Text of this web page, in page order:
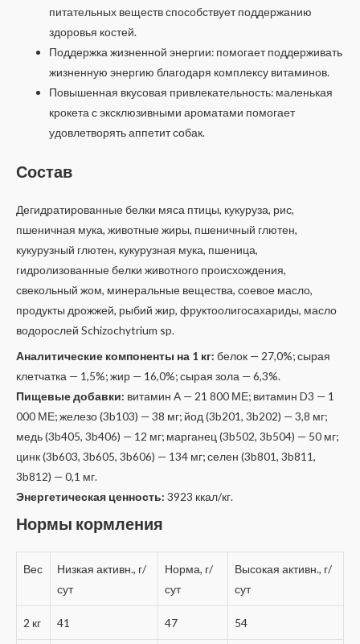
питательных веществ способствует поддержанию
здоровья костей.
Поддержка жизненной энергии: помогает поддерживать
жизненную энергию благодаря комплексу витаминов.
Повышенная вкусовая привлекательность: маленькая
крокета с эксклюзивными ароматами помогает
удовлетворять аппетит собак.
Состав
Дегидратированные белки мяса птицы, кукуруза, рис,
пшеничная мука, животные жиры, пшеничный глютен,
кукурузный глютен, кукурузная мука, пшеница,
гидролизованные белки животного происхождения,
свекольный жом, минеральные вещества, соевое масло,
продукты дрожжей, рыбий жир, фруктоолигосахариды, масло
водорослей Schizochytrium sp.
Аналитические компоненты на 1 кг: белок — 27,0%; сырая
клетчатка — 1,5%; жир — 16,0%; сырая зола — 6,3%.
Пищевые добавки: витамин A — 21 800 МЕ; витамин D3 — 1
000 МЕ; железо (3b103) — 38 мг; йод (3b201, 3b202) — 3,8 мг;
медь (3b405, 3b406) — 12 мг; марганец (3b502, 3b504) — 50 мг;
цинк (3b603, 3b605, 3b606) — 134 мг; селен (3b801, 3b811,
3b812) — 0,1 мг.
Энергетическая ценность: 3923 ккал/кг.
Нормы кормления
Вес
Низкая активн., г/
сут
Норма, г/
сут
Высокая активн., г/
сут
2 кг 41 47 54